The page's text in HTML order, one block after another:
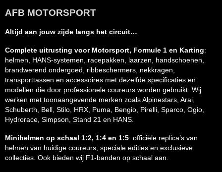
AFB MOTORSPORT
Altijd aan jouw zijde langs het circuit…
Complete uitrusting voor Motorsport, Formule 1 en Karting:
helmen, HANS-systemen, racepakken, laarzen, handschoenen,
brandwerend ondergoed, ribbeschermers, nekkragen,
transporttassen en accessoires met dezelfde specificaties en
modellen die door professionele coureurs worden gebruikt. Wij
werken met toonaangevende merken zoals Alpinestars, Arai,
Schuberth, Bell, Stilo, HRX, Puma, Bengio, Pirelli, Sparco, Ogio,
Hydrorace, Simpson, Stand 21 en HANS.
Minihelmen op schaal 1:2, 1:4 en 1:5: officiële replica’s van
helmen van huidige coureurs, speciale edities en exclusieve
collecties. Ook bieden wij F1-banden op schaal aan.